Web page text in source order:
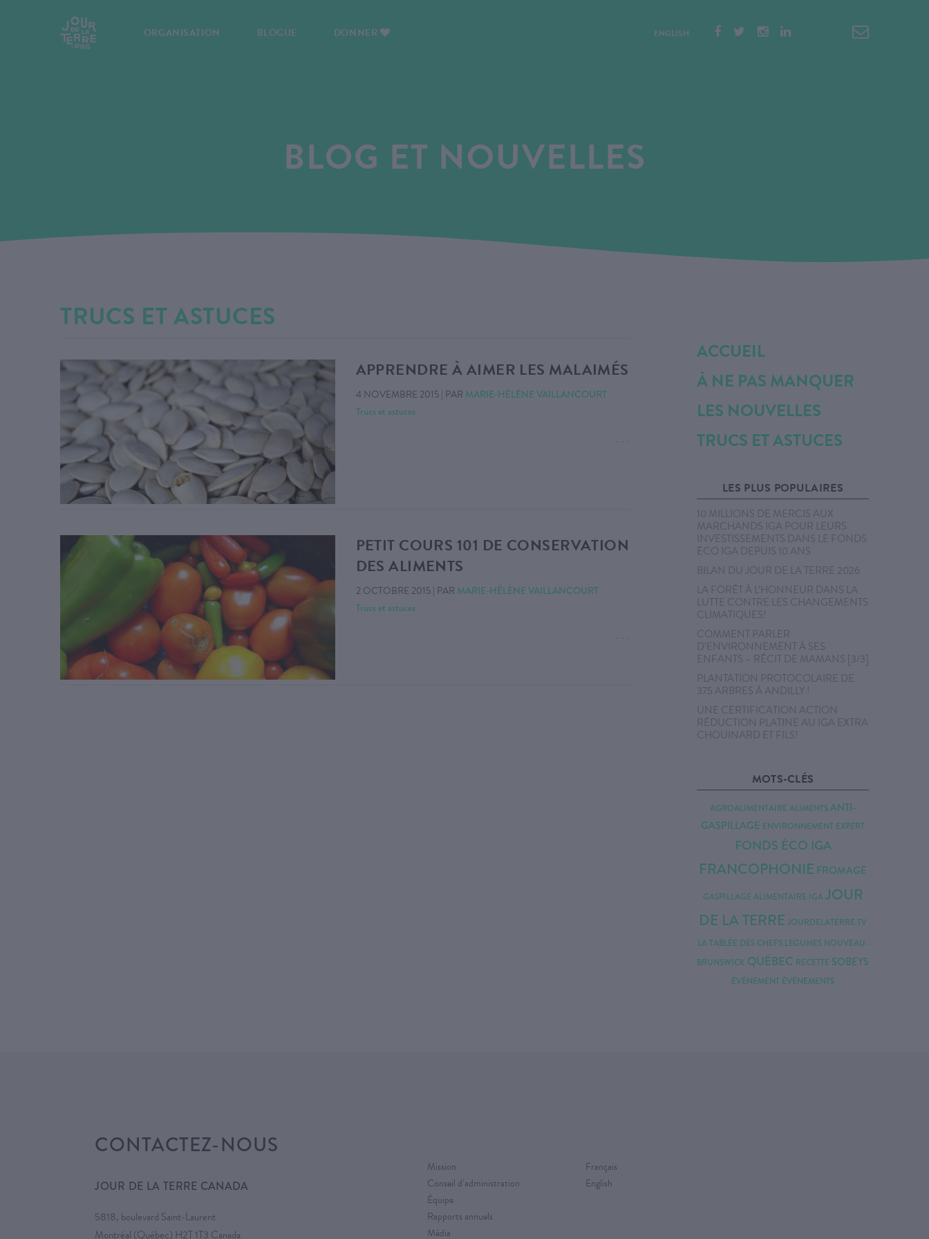
ENGLISH
ORGANISATION BLOGUE DONNER
BLOG ET NOUVELLES
TRUCS ET ASTUCES
APPRENDRE À AIMER LES MALAIMÉS
4 NOVEMBRE 2015| PAR MARIE-HÉLÈNE VAILLANCOURT
Trucs et astuces
. . .
PETIT COURS 101 DE CONSERVATION
DES ALIMENTS
2 OCTOBRE 2015| PAR MARIE-HÉLÈNE VAILLANCOURT
Trucs et astuces
. . .
ACCUEIL
À NE PAS MANQUER
LES NOUVELLES
TRUCS ET ASTUCES
LES PLUS POPULAIRES
10 MILLIONS DE MERCIS AUX
MARCHANDS IGA POUR LEURS
INVESTISSEMENTS DANS LE FONDS
ÉCO IGA DEPUIS 10 ANS
BILAN DU JOUR DE LA TERRE 2026
LA FORÊT À L’HONNEUR DANS LA
LUTTE CONTRE LES CHANGEMENTS
CLIMATIQUES!
COMMENT PARLER
D’ENVIRONNEMENT À SES
ENFANTS – RÉCIT DE MAMANS [3/3]
PLANTATION PROTOCOLAIRE DE
375 ARBRES À ANDILLY !
UNE CERTIFICATION ACTION
RÉDUCTION PLATINE AU IGA EXTRA
CHOUINARD ET FILS!
MOTS-CLÉS
AGROALIMENTAIRE ALIMENTSANTI-
GASPILLAGE ENVIRONNEMENT EXPERT
FONDS ÉCO IGA
FRANCOPHONIE FROMAGE
GASPILLAGE ALIMENTAIRE IGAJOUR
DE LA TERRE JOURDELATERRE.TV
LA TABLÉE DES CHEFS LEGUMES NOUVEAU-
BRUNSWICK QUÉBEC RECETTE SOBEYS
ÉVÈNEMENT ÉVÈNEMENTS
CONTACTEZ-NOUS
JOUR DE LA TERRE CANADA
5818, boulevard Saint-Laurent
Montréal (Québec) H2T 1T3 Canada
Mission
Conseil d’administration
Équipe
Rapports annuels
Média
Français
English